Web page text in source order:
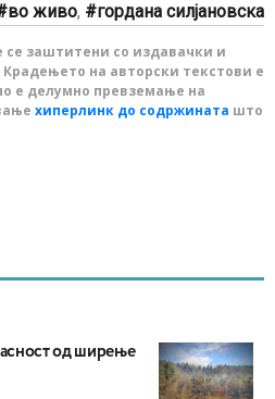
во живо, гордана силјановска
се заштитени со издавачки и
на авторски текстови е
е делумно превземање на
хиперлинк до содржината што
од ширење